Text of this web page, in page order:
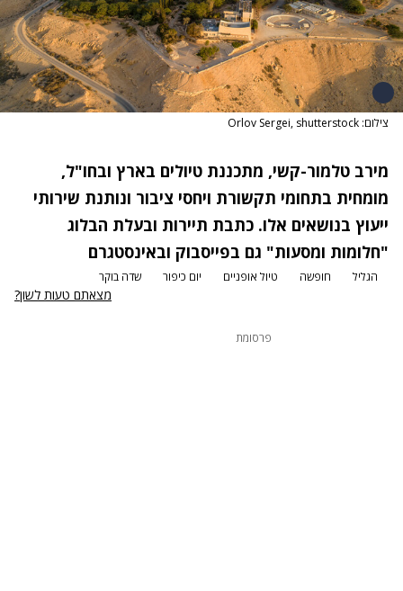
צילום: Orlov Sergei, shutterstock
מירב טלמור-קשי, מתכננת טיולים בארץ ובחו"ל,
מומחית בתחומי תקשורת ויחסי ציבור ונותנת שירותי
ייעוץ בנושאים אלו. כתבת תיירות ובעלת הבלוג
"חלומות ומסעות" גם בפייסבוק ובאינסטגרם
הגליל חופשה טיול אופניים יום כיפור שדה בוקר
מצאתם טעות לשון?
פרסומת